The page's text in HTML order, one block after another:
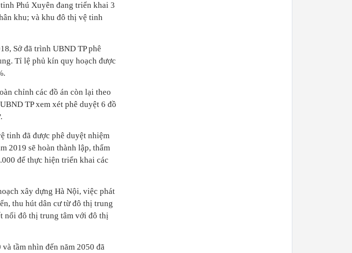
Phú Xuyên đang triển khai 3
khu; và khu đô thị vệ tinh
Sở đã trình UBND TP phê
Tỉ lệ phủ kín quy hoạch được
chỉnh các đồ án còn lại theo
TP xem xét phê duyệt 6 đồ
tinh đã được phê duyệt nhiệm
2019 sẽ hoàn thành lập, thẩm
để thực hiện triển khai các
xây dựng Hà Nội, việc phát
thu hút dân cư từ đô thị trung
nối đô thị trung tâm với đô thị
tầm nhìn đến năm 2050 đã